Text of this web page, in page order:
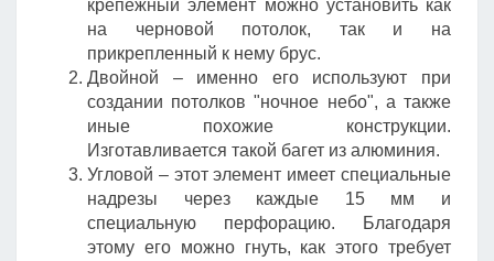
крепежный элемент можно установить как
на черновой потолок, так и на
прикрепленный к нему брус.
Двойной – именно его используют при
создании потолков "ночное небо", а также
иные похожие конструкции.
Изготавливается такой багет из алюминия.
Угловой – этот элемент имеет специальные
надрезы через каждые 15 мм и
специальную перфорацию. Благодаря
этому его можно гнуть, как этого требует